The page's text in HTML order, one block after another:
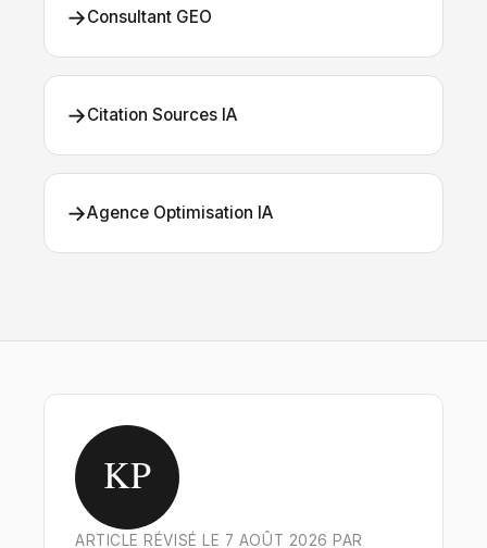
→Consultant GEO
→Citation Sources IA
→Agence Optimisation IA
KP
ARTICLE RÉVISÉ LE 7 AOÛT 2026 PAR